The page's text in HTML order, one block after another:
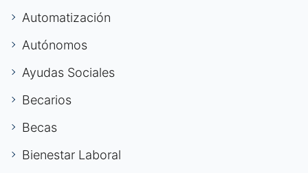
Automatización
Autónomos
Ayudas Sociales
Becarios
Becas
Bienestar Laboral